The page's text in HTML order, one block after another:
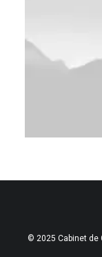
© 2025 Cabinet de